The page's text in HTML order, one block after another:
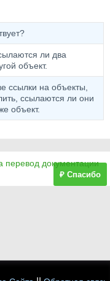
ли два
объект.
ссылки на объекты,
ссылаются ли они
объект.
перевод документации
₽ Спасибо